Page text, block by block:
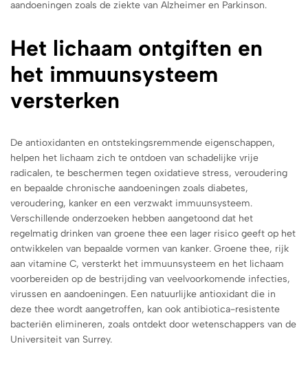
aandoeningen zoals de ziekte van Alzheimer en Parkinson.
Het lichaam ontgiften en
het immuunsysteem
versterken
De antioxidanten en ontstekingsremmende eigenschappen,
helpen het lichaam zich te ontdoen van schadelijke vrije
radicalen, te beschermen tegen oxidatieve stress, veroudering
en bepaalde chronische aandoeningen zoals diabetes,
veroudering, kanker en een verzwakt immuunsysteem.
Verschillende onderzoeken hebben aangetoond dat het
regelmatig drinken van groene thee een lager risico geeft op het
ontwikkelen van bepaalde vormen van kanker. Groene thee, rijk
aan vitamine C, versterkt het immuunsysteem en het lichaam
voorbereiden op de bestrijding van veelvoorkomende infecties,
virussen en aandoeningen. Een natuurlijke antioxidant die in
deze thee wordt aangetroffen, kan ook antibiotica-resistente
bacteriën elimineren, zoals ontdekt door wetenschappers van de
Universiteit van Surrey.